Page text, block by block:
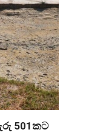
501කට